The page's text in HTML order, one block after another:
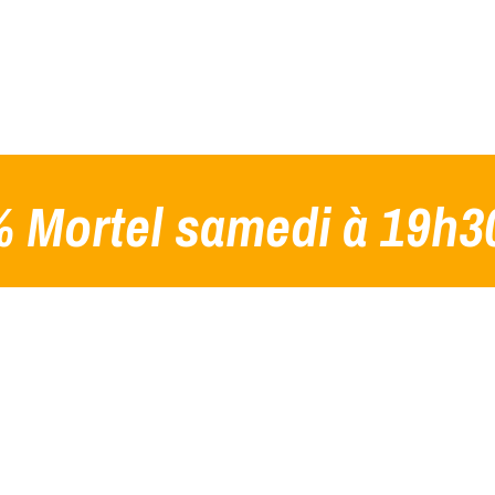
Mortel samedi à